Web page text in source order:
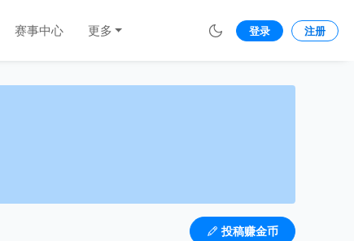
赛事中心 更多 登录 注册
投稿赚金币